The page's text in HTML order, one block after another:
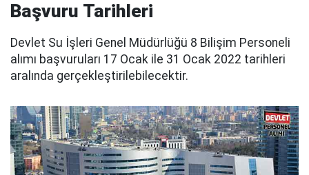
Başvuru Tarihleri
Devlet Su İşleri Genel Müdürlüğü 8 Bilişim Personeli
alımı başvuruları 17 Ocak ile 31 Ocak 2022 tarihleri
aralında gerçekleştirilebilecektir.